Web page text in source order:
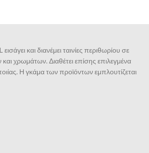
και διανέμει ταινίες περιθωρίου σε
και χρωμάτων. Διαθέτει επίσης επιλεγμένα
Η γκάμα των προϊόντων εμπλουτίζεται